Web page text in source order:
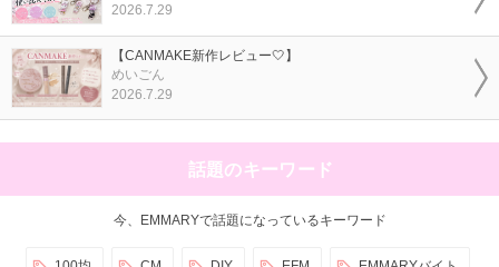
2026.7.29
【CANMAKE新作レビュー🤍】
めいごん
2026.7.29
話題のキーワード
今、EMMARYで話題になっているキーワード